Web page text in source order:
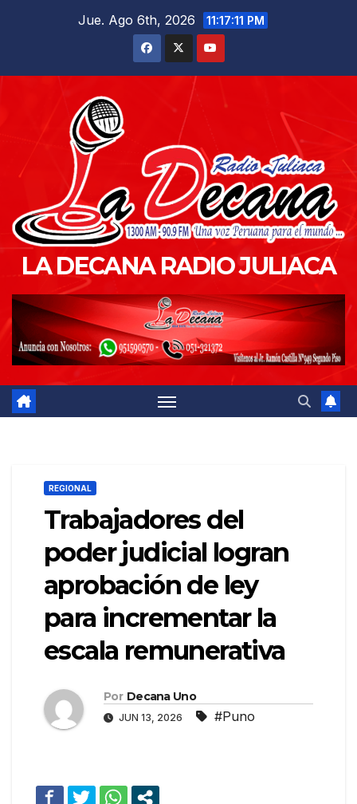
Jue. Ago 6th, 2026 11:17:12 PM
LA DECANA RADIO JULIACA
REGIONAL
Trabajadores del
poder judicial logran
aprobación de ley
para incrementar la
escala remunerativa
Por Decana Uno
JUN 13, 2026 #Puno